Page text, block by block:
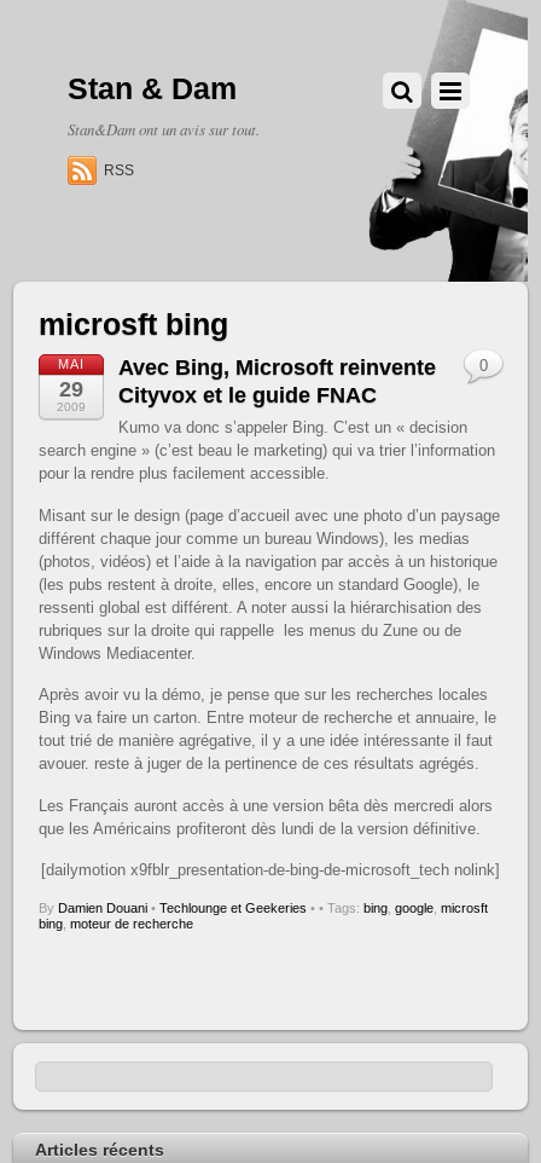
Stan & Dam
Stan&Dam ont un avis sur tout.
RSS
microsft bing
MAI
29
2009
Avec Bing, Microsoft reinvente
Cityvox et le guide FNAC
Kumo va donc s’appeler Bing. C’est un « decision
search engine » (c’est beau le marketing) qui va trier l’information
pour la rendre plus facilement accessible.
Misant sur le design (page d’accueil avec une photo d’un paysage
différent chaque jour comme un bureau Windows), les medias
(photos, vidéos) et l’aide à la navigation par accès à un historique
(les pubs restent à droite, elles, encore un standard Google), le
ressenti global est différent. A noter aussi la hiérarchisation des
rubriques sur la droite qui rappelle les menus du Zune ou de
Windows Mediacenter.
Après avoir vu la démo, je pense que sur les recherches locales
Bing va faire un carton. Entre moteur de recherche et annuaire, le
tout trié de manière agrégative, il y a une idée intéressante il faut
avouer. reste à juger de la pertinence de ces résultats agrégés.
Les Français auront accès à une version bêta dès mercredi alors
que les Américains profiteront dès lundi de la version définitive.
[dailymotion x9fblr_presentation-de-bing-de-microsoft_tech nolink]
By Damien Douani • Techlounge et Geekeries •
0
• Tags:bing ,google ,microsft
bing ,moteur de recherche
Articles récents